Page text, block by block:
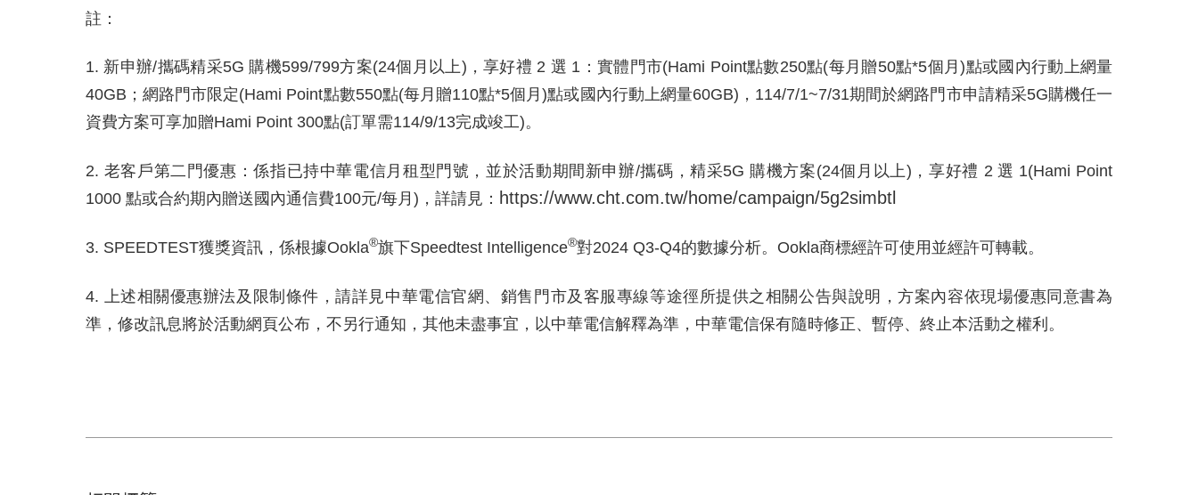
註：
1. 新申辦/攜碼精采5G 購機599/799方案(24個月以上) ，享好禮 2 選 1 ：實體門市(Hami Point點數250點(每月贈50點*5個月)點或國內行動上網量
40GB ；網路門市限定(Hami Point點數550點(每月贈110點*5個月)點或國內行動上網量60GB) ， 114/7/1~7/31期間於網路門市申請精采5G購機任一
資費方案可享加贈Hami Point 300點(訂單需114/9/13完成竣工)。
2. 老客戶第二門優惠：係指已持中華電信月租型門號，並於活動期間新申辦/攜碼，精采5G 購機方案(24個月以上) ，享好禮 2選 1(Hami Point
1000 點或合約期內贈送國內通信費100元/每月 ) ，詳請見： https://www.cht.com.tw/home/campaign/5g2simbtl
3. SPEEDTEST獲獎資訊，係根據Ookla®旗下Speedtest Intelligence®對2024 Q3-Q4的數據分析。 Ookla商標經許可使用並經許可轉載。
4. 上述相關優惠辦法及限制條件，請詳見中華電信官網、銷售門市及客服專線等途徑所提供之相關公告與說明，方案內容依現場優惠同意書為
準，修改訊息將於活動網頁公布，不另行通知，其他未盡事宜，以中華電信解釋為準，中華電信保有隨時修正、暫停、終止本活動之權利。